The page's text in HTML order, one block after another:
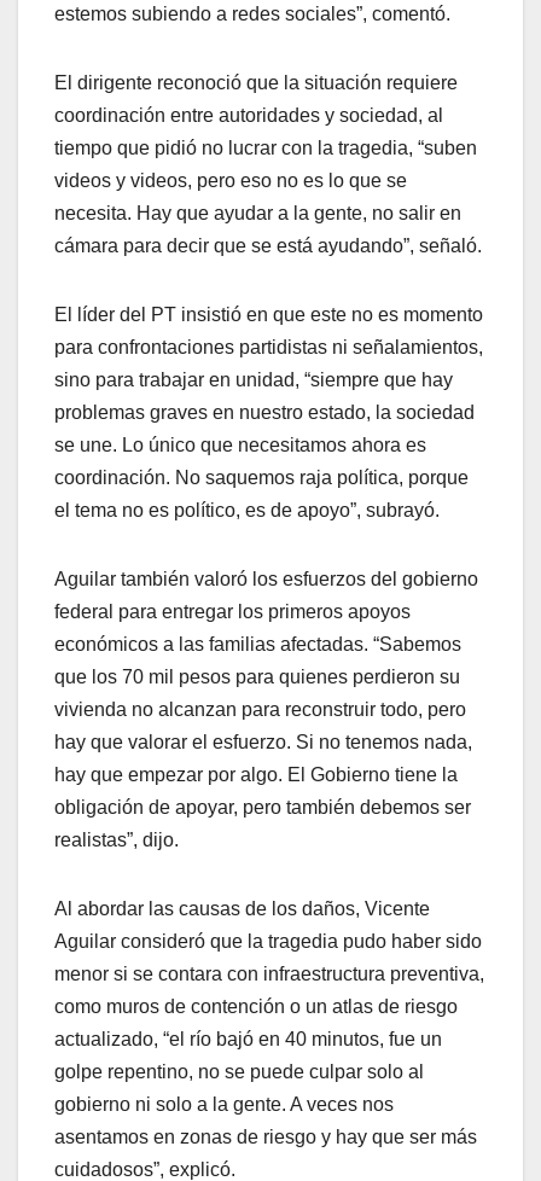
estemos subiendo a redes sociales”, comentó.
El dirigente reconoció que la situación requiere
coordinación entre autoridades y sociedad, al
tiempo que pidió no lucrar con la tragedia, “suben
videos y videos, pero eso no es lo que se
necesita. Hay que ayudar a la gente, no salir en
cámara para decir que se está ayudando”, señaló.
El líder del PT insistió en que este no es momento
para confrontaciones partidistas ni señalamientos,
sino para trabajar en unidad, “siempre que hay
problemas graves en nuestro estado, la sociedad
se une. Lo único que necesitamos ahora es
coordinación. No saquemos raja política, porque
el tema no es político, es de apoyo”, subrayó.
Aguilar también valoró los esfuerzos del gobierno
federal para entregar los primeros apoyos
económicos a las familias afectadas. “Sabemos
que los 70 mil pesos para quienes perdieron su
vivienda no alcanzan para reconstruir todo, pero
hay que valorar el esfuerzo. Si no tenemos nada,
hay que empezar por algo. El Gobierno tiene la
obligación de apoyar, pero también debemos ser
realistas”, dijo.
Al abordar las causas de los daños, Vicente
Aguilar consideró que la tragedia pudo haber sido
menor si se contara con infraestructura preventiva,
como muros de contención o un atlas de riesgo
actualizado, “el río bajó en 40 minutos, fue un
golpe repentino, no se puede culpar solo al
gobierno ni solo a la gente. A veces nos
asentamos en zonas de riesgo y hay que ser más
cuidadosos”, explicó.